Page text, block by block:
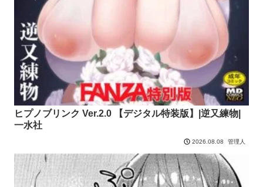
ヒプノブリンク Ver.2.0 【デジタル特装版】|逆又練物|
一水社
2026.08.08 管理人